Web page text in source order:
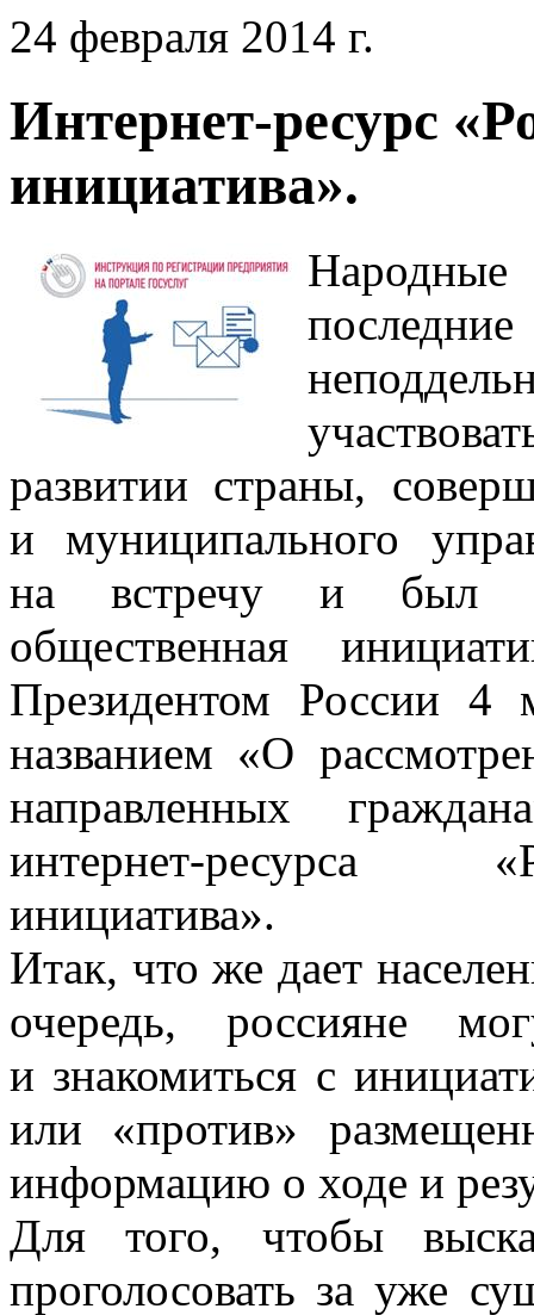
24 февраля 2014 г.
Интернет-ресурс
инициатива».
Народные
развитии страны,
и муниципального
на встречу и был
общественная
Президентом России
названием «О
направленных
интернет-ресурса
инициатива».
Итак, что же дает
очередь, россияне
и знакомиться с
или «против»
информацию о ходе и
Для того, чтобы
проголосовать за уже